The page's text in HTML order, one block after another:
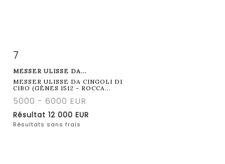
Fiche détaillée
7
MESSER ULISSE DA...
MESSER ULISSE DA CINGOLI DI
CIBO (GÊNES 1512 - ROCCA...
5000 - 6000 EUR
Résultat 12 000 EUR
Résultats sans frais